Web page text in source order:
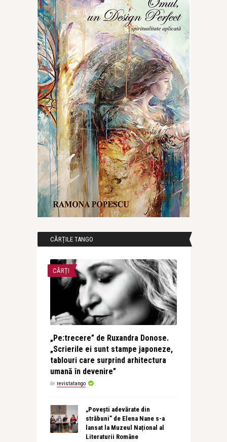
CĂRȚILE TANGO
CĂRȚI
„Pe:trecere” de Ruxandra Donose.
„Scrierile ei sunt stampe japoneze,
tablouri care surprind arhitectura
umană în devenire”
de revistatango
„Povești adevărate din
străbuni” de Elena Nane s-a
lansat la Muzeul Național al
Literaturii Române